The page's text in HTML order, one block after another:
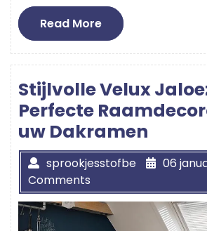
Read MoreRead
More
Stijlvolle Velux
Perfecte
uw Dakramen
sprookjesstofbe 06
Comments